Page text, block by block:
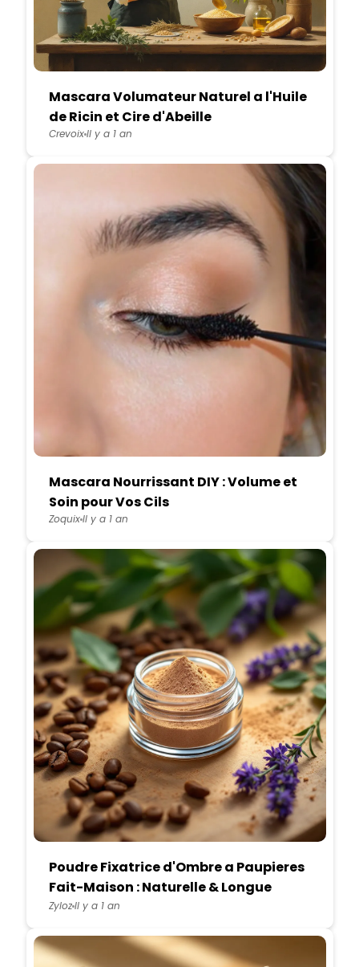
Mascara Volumateur Naturel a l'Huile
de Ricin et Cire d'Abeille
CrevoixIl y a 1 an
Mascara Nourrissant DIY : Volume et
Soin pour Vos Cils
ZoquixIl y a 1 an
Poudre Fixatrice d'Ombre a Paupieres
Fait-Maison : Naturelle & Longue
Duree
ZylozIl y a 1 an